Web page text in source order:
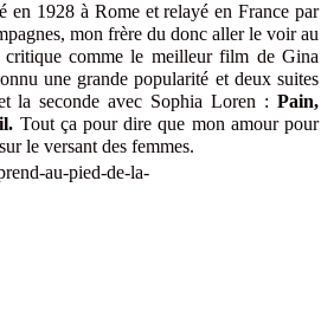
en 1928 à Rome et relayé en France par
mon frère du donc aller le voir au
critique comme le meilleur film de Gina
une grande popularité et deux suites
la seconde avec Sophia Loren : Pain,
Tout ça pour dire que mon amour pour
le versant des femmes.